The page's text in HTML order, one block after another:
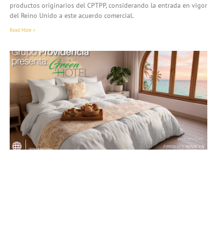
productos originarios del CPTPP, considerando la entrada en vigor
del Reino Unido a este acuerdo comercial.
Read More »